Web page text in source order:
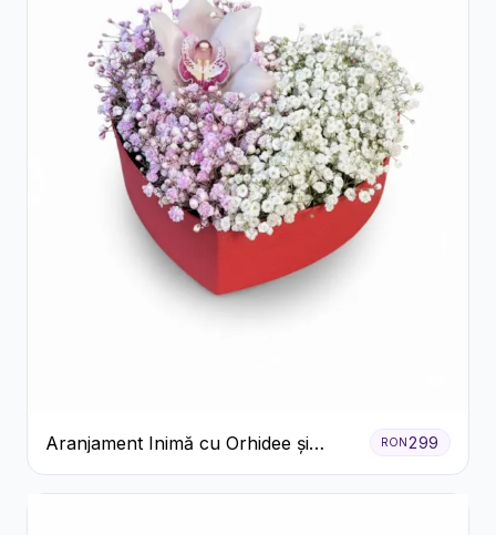
Aranjament Inimă cu Orhidee și
Floarea Miresei
RON 299